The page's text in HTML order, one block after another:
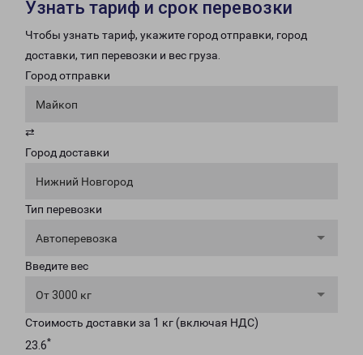
Узнать тариф и срок перевозки
Чтобы узнать тариф, укажите город отправки, город
доставки, тип перевозки и вес груза.
Город отправки
Майкоп
⇄
Город доставки
Нижний Новгород
Тип перевозки
Автоперевозка
Введите вес
От 3000 кг
Стоимость доставки за 1 кг (включая НДС)
23.6*